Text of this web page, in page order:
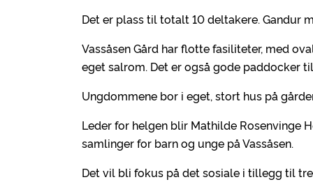
Det er plass til totalt 10 deltakere. Gandur
Vassåsen Gård har flotte fasiliteter, med
eget salrom. Det er også gode paddocker
Ungdommene bor i eget, stort hus på
Leder for helgen blir Mathilde Rosenvinge
samlinger for barn og unge på Vassåsen.
Det vil bli fokus på det sosiale i tillegg til